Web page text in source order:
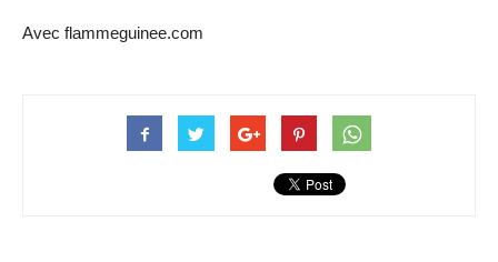
Avec flammeguinee.com